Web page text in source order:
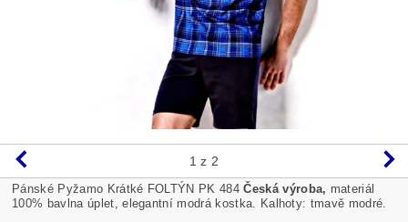
1 z 2
Pánské Pyžamo Krátké FOLTÝN PK 484Česká výroba, materiál
100% bavlna úplet, elegantní modrá kostka. Kalhoty: tmavě modré.